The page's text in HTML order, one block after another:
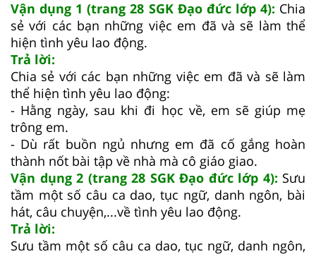
Vận dụng 1 (trang 28 SGK Đạo đức lớp 4): Chia
sẻ với các bạn những việc em đã và sẽ làm thể
hiện tình yêu lao động.
Trả lời:
Chia sẻ với các bạn những việc em đã và sẽ làm
thể hiện tình yêu lao động:
- Hằng ngày, sau khi đi học về, em sẽ giúp mẹ
trông em.
- Dù rất buồn ngủ nhưng em đã cố gắng hoàn
thành nốt bài tập về nhà mà cô giáo giao.
Vận dụng 2 (trang 28 SGK Đạo đức lớp 4): Sưu
tầm một số câu ca dao, tục ngữ, danh ngôn, bài
hát, câu chuyện,...về tình yêu lao động.
Trả lời:
Sưu tầm một số câu ca dao, tục ngữ, danh ngôn,